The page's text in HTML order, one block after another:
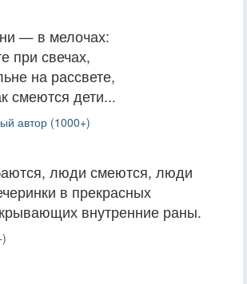
— в мелочах:
при свечах,
на рассвете,
смеются дети...
автор (1000+)
люди смеются, люди
в прекрасных
внутренние раны.